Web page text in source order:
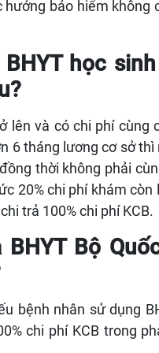
bảo hiểm không
học
lên và có chi phí cùng
6 tháng lương cơ sở
thời không phải
20% chi phí khám
trả 100% chi phí KCB.
Bộ
bệnh nhân sử dụng
chi phí KCB trong